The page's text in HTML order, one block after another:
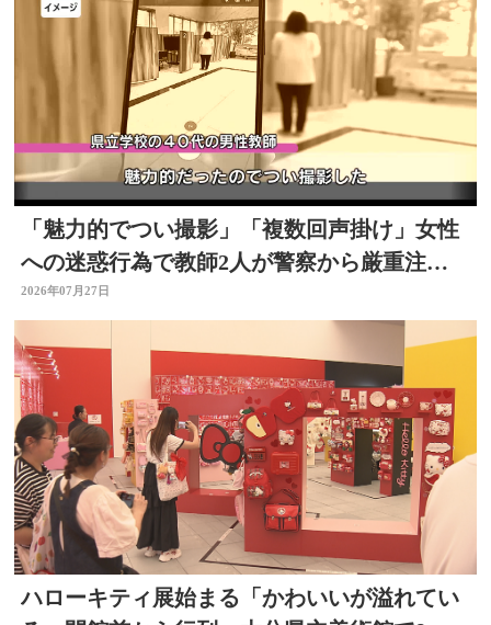
「魅力的でつい撮影」「複数回声掛け」女性
への迷惑行為で教師2人が警察から厳重注
意 文書訓告に 大分
2026年07月27日
ハローキティ展始まる「かわいいが溢れてい